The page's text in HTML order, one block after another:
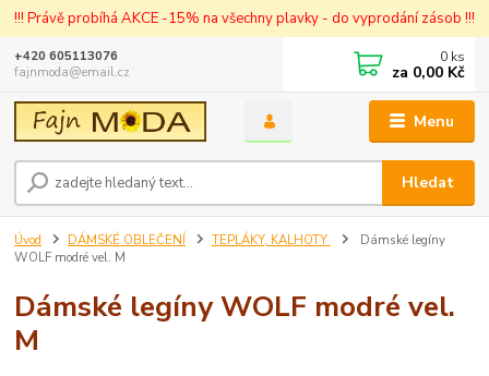
!!! Právě probíhá AKCE -15% na všechny plavky - do vyprodání zásob !!!
Menu
Hledat
+420 605113076
fajnmoda@email.cz
0 ks
za 0,00 Kč
Úvod DÁMSKÉ OBLEČENÍ TEPLÁKY, KALHOTY
Dámské legíny
WOLF modré vel. M
Dámské legíny WOLF modré vel.
M